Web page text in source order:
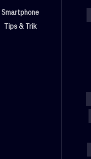
Smartphone
Tips & Trik